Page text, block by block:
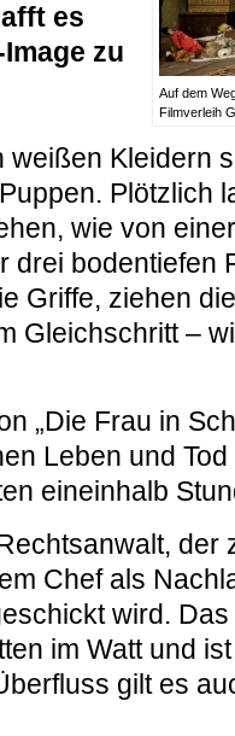
Auf dem
Filmverleih
es
zu
weißen Kleidern
Plötzlich
wie von
drei bodentiefen
Griffe, ziehen
Gleichschritt –
„Die Frau in
Leben und
eineinhalb
der
Chef als
wird.
im Watt und
gilt es